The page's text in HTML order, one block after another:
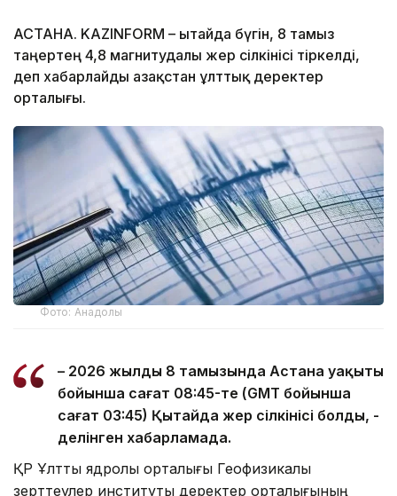
АСТАНА. KAZINFORM – Қытайда бүгін, 8 тамыз
таңертең 4,8 магнитудалы жер сілкінісі тіркелді,
деп хабарлайды Қазақстан ұлттық деректер
орталығы.
Фото: Анадолы
– 2026 жылдың 8 тамызында Астана уақыты
бойынша сағат 08:45-те (GMT бойынша
сағат 03:45) Қытайда жер сілкінісі болды, -
делінген хабарламада.
ҚР Ұлттық ядролық орталығы Геофизикалық
зерттеулер институты деректер орталығының